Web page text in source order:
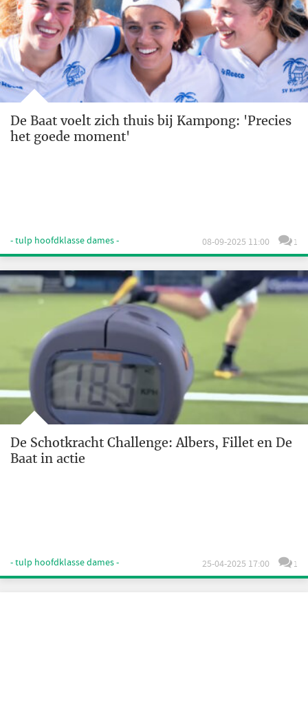
De Baat voelt zich thuis bij Kampong: 'Precies
het goede moment'
- tulp hoofdklasse dames - 08-09-2025 11:00 1
De Schotkracht Challenge: Albers, Fillet en De
Baat in actie
- tulp hoofdklasse dames - 25-04-2025 17:00 1